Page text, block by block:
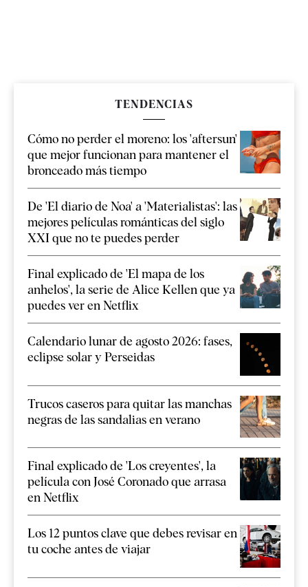
TENDENCIAS
Cómo no perder el moreno: los 'aftersun'
que mejor funcionan para mantener el
bronceado más tiempo
De 'El diario de Noa' a 'Materialistas': las
mejores películas románticas del siglo
XXI que no te puedes perder
Final explicado de 'El mapa de los
anhelos', la serie de Alice Kellen que ya
puedes ver en Netflix
Calendario lunar de agosto 2026: fases,
eclipse solar y Perseidas
Trucos caseros para quitar las manchas
negras de las sandalias en verano
Final explicado de 'Los creyentes', la
película con José Coronado que arrasa
en Netflix
Los 12 puntos clave que debes revisar en
tu coche antes de viajar